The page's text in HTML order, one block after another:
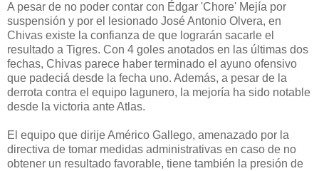
A pesar de no poder contar con Édgar 'Chore' Mejía por
suspensión y por el lesionado José Antonio Olvera, en
Chivas existe la confianza de que lograrán sacarle el
resultado a Tigres. Con 4 goles anotados en las últimas dos
fechas, Chivas parece haber terminado el ayuno ofensivo
que padeciá desde la fecha uno. Además, a pesar de la
derrota contra el equipo lagunero, la mejoría ha sido notable
desde la victoria ante Atlas.
El equipo que dirije Américo Gallego, amenazado por la
directiva de tomar medidas administrativas en caso de no
obtener un resultado favorable, tiene también la presión de